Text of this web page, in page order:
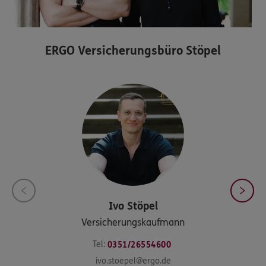
ERGO Versicherungsbüro Stöpel
Ivo Stöpel
Versicherungskaufmann
Tel: 0351/26554600
ivo.stoepel@ergo.de